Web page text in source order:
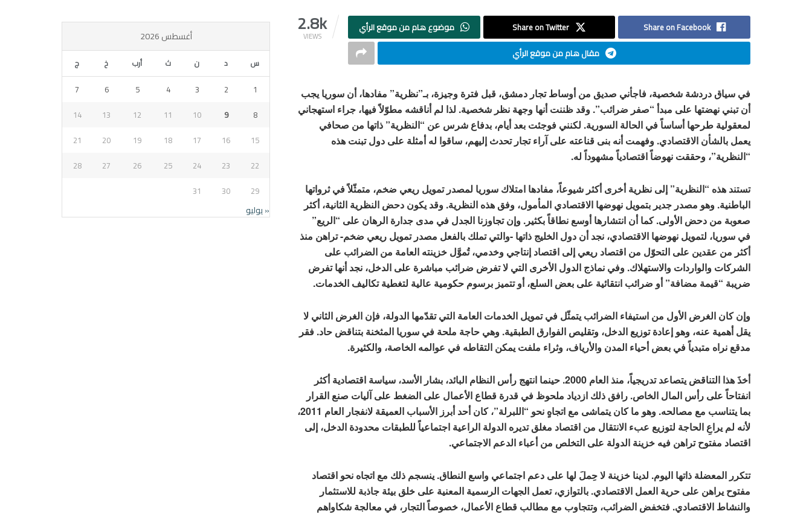
2.8k
VIEWS
Share on Facebook
Share on Twitter
موضوع هام من موقع الرأي
مقال هام من موقع الرأي
في سياق دردشة شخصية، فاجأني صديق من أوساط تجار دمشق، قبل فترة وجيزة، بـ”نظرية” مفادها، أن سوريا يجب
أن تبني نهضتها على مبدأ “صفر ضرائب”. وقد ظننت أنها وجهة نظر شخصية. لذا لم أناقشه مطوّلاً فيها، جراء استهجاني
لمعقولية طرحها أساساً في الحالة السورية. لكنني فوجئت بعد أيام، بدفاع شرس عن “النظرية” ذاتها من صحافي
يعمل بالشأن الاقتصادي. وفهمت أنه بنى قناعته على آراء تجار تحدث إليهم، ساقوا له أمثلة على دول تبنت هذه
“النظرية”، وحققت نهوضاً اقتصادياً مشهوداً له.
تستند هذه “النظرية” إلى نظرية أخرى أكثر شيوعاً، مفادها امتلاك سوريا لمصدر تمويل ريعي ضخم، متمثّلاً في ثرواتها
الباطنية. وهو مصدر جدير بتمويل نهوضها الاقتصادي المأمول، وفق هذه النظرية. وقد يكون دحض النظرية الثانية، أكثر
صعوبة من دحض الأولى. كما أن انتشارها أوسع نطاقاً بكثير. وإن تجاوزنا الجدل في مدى جدارة الرهان على “الريع”
في سوريا، لتمويل نهوضها الاقتصادي، نجد أن دول الخليج ذاتها -والتي تملك بالفعل مصدر تمويل ريعي ضخم- تراهن منذ
أكثر من عقدين على التحوّل من اقتصاد ريعي إلى اقتصاد إنتاجي وخدمي، تُموَّل خزينته العامة من الضرائب على
الشركات والواردات والاستهلاك. وفي نماذج الدول الأخرى التي لا تفرض ضرائب مباشرة على الدخل، نجد أنها تفرض
ضريبة “قيمة مضافة” أو ضرائب انتقائية على بعض السلع، أو تتميز برسوم حكومية عالية لتغطية تكاليف الخدمات.
وإن كان الغرض الأول من استيفاء الضرائب يتمثّل في تمويل الخدمات العامة التي تقدّمها الدولة، فإن الغرض الثاني لا
يقل أهمية عنه، وهو إعادة توزيع الدخل، وتقليص الفوارق الطبقية. وهي حاجة ملحة في سوريا المثخنة بتناقض حاد. فقر
مدقع نراه متبدياً في بعض أحياء المدن والأرياف، وثراء ملفت يمكن التقاطه في عوالمه الخاصة، والكثيرة.
أخذَ هذا التناقض يتصاعد تدريجياً، منذ العام 2000. حينما انتهج رأس النظام البائد، بشار الأسد، سياسة اقتصادية أكثر
انفتاحاً على رأس المال الخاص. رافق ذلك ازدياد ملحوظ في قدرة قطاع الأعمال على الضغط على آليات صنع القرار
بما يتناسب مع مصالحه. وهو ما كان يتماشى مع اتجاهٍ نحو “اللبرلة”، كان أحد أبرز الأسباب العميقة لانفجار العام 2011،
لأنه لم يراعِ الحاجة لتوزيع عبء الانتقال من اقتصاد مغلق تديره الدولة الراعية اجتماعياً للطبقات محدودة الدخل، إلى
اقتصاد مفتوح تراهن فيه خزينة الدولة على التخلص من أعباء الدعم الاجتماعي.
تتكرر المعضلة ذاتها اليوم. لدينا خزينة لا حِملَ لها على دعم اجتماعي واسع النطاق. ينسجم ذلك مع اتجاه نحو اقتصاد
مفتوح يراهن على حرية العمل الاقتصادي. بالتوازي، تعمل الجهات الرسمية المعنية على خلق بيئة جاذبة للاستثمار
والنشاط الاقتصادي. فتخفض الضرائب، وتتجاوب مع مطالب قطاع الأعمال، خصوصاً التجار، في معالجة شكاواهم
أغسطس 2026
س د ن ث أرب خ ج
1
2
3
4
5
6
7
8
9
10
11
12
13
14
15
16
17
18
19
20
21
22
23
24
25
26
27
28
29
30
31
« يوليو